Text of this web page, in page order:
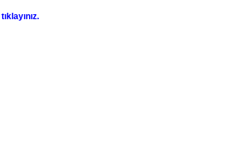
tıklayınız.